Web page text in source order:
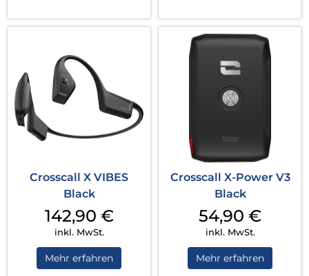
Crosscall X VIBES
Black
142,90 €
inkl. MwSt.
Mehr erfahren
Crosscall X-Power V3
Black
54,90 €
inkl. MwSt.
Mehr erfahren